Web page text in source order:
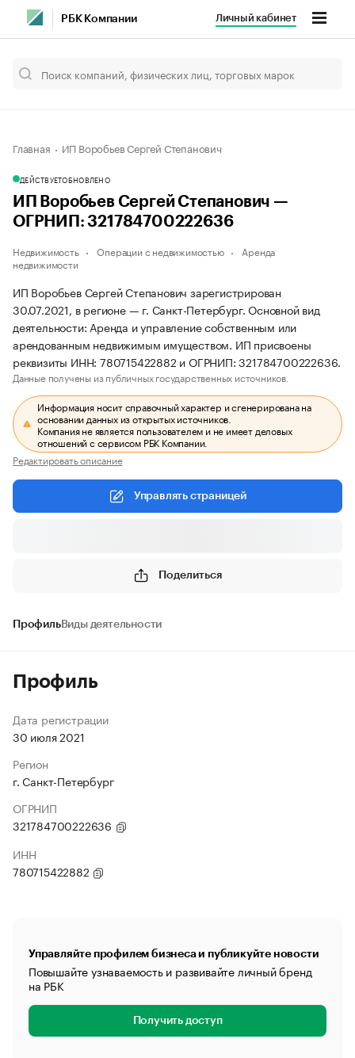
РБК Компании Личный кабинет
Главная ИП Воробьев Сергей Степанович
ДЕЙСТВУЕТОБНОВЛЕНО
ИП Воробьев Сергей Степанович —
ОГРНИП: 321784700222636
Недвижимость Операции с недвижимостью
Аренда
недвижимости
ИП Воробьев Сергей Степанович зарегистрирован
30.07.2021, в регионе — г. Санкт-Петербург. Основной вид
деятельности: Аренда и управление собственным или
арендованным недвижимым имуществом. ИП присвоены
реквизиты ИНН: 780715422882 и ОГРНИП: 321784700222636.
Данные получены из публичных государственных источников.
Информация носит справочный характер и сгенерирована на
основании данных из открытых источников.
Компания не является пользователем и не имеет деловых
отношений с сервисом РБК Компании.
Редактировать описание
Управлять страницей
Поделиться
ПрофильВиды деятельности
Профиль
Дата регистрации
30 июля 2021
Регион
г. Санкт-Петербург
ОГРНИП
321784700222636
ИНН
780715422882
Управляйте профилем бизнеса и публикуйте новости
Повышайте узнаваемость и развивайте личный бренд
на РБК
Получить доступ